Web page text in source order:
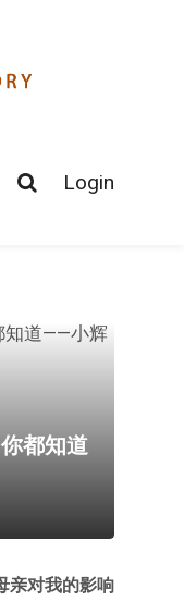
Login
都知道
亲对我的影响